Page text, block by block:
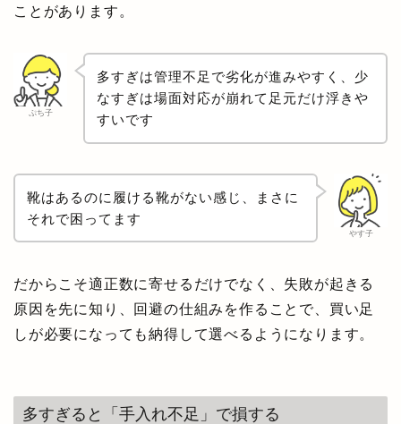
ことがあります。
ぷち子
多すぎは管理不足で劣化が進みやすく、少
なすぎは場面対応が崩れて足元だけ浮きや
すいです
やす子
靴はあるのに履ける靴がない感じ、まさに
それで困ってます
だからこそ適正数に寄せるだけでなく、失敗が起きる
原因を先に知り、回避の仕組みを作ることで、買い足
しが必要になっても納得して選べるようになります。
多すぎると「手入れ不足」で損する